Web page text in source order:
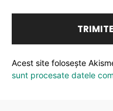
Acest site folosește
sunt procesate datele